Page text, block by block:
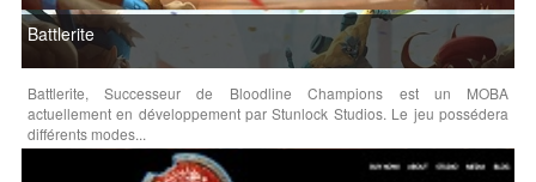
Battlerite
Battlerite, Successeur de Bloodline Champions est un MOBA
actuellement en développement par Stunlock Studios. Le jeu possédera
différents modes...